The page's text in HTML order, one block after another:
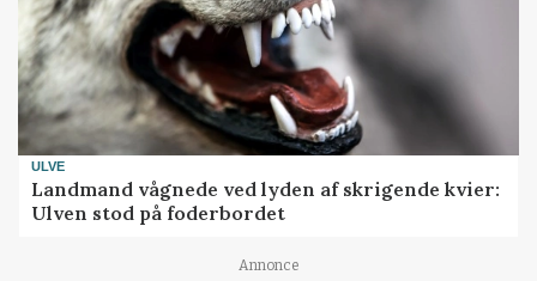
ULVE
Landmand vågnede ved lyden af skrigende kvier:
Ulven stod på foderbordet
Annonce